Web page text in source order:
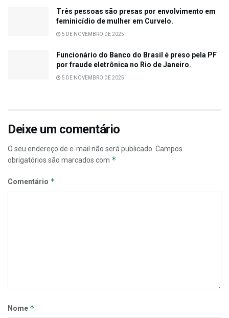
Três pessoas são presas por envolvimento em
feminicídio de mulher em Curvelo.
5 DE NOVEMBRO DE 2025
Funcionário do Banco do Brasil é preso pela PF
por fraude eletrônica no Rio de Janeiro.
5 DE NOVEMBRO DE 2025
Deixe um comentário
O seu endereço de e-mail não será publicado. Campos
obrigatórios são marcados com *
Comentário *
Nome *